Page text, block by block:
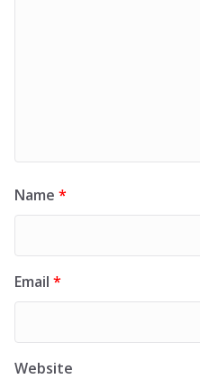
Name *
Email *
Website